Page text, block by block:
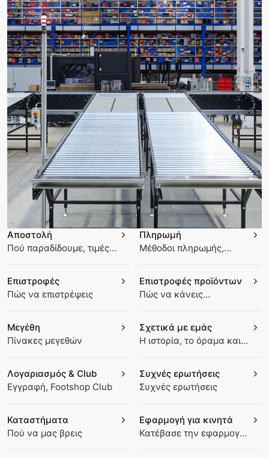
Αποστολή
Πού παραδίδουμε, τιμές,
Πληρωμή
Μέθοδοι πληρωμής,
Επιστροφές
Πώς να επιστρέψεις
Επιστροφές προϊόντων
Πώς να κάνεις
Μεγέθη
Πίνακες μεγεθών
Σχετικά με εμάς
Η ιστορία, το όραμα και
Λογαριασμός & Club
Εγγραφή, Footshop Club
Συχνές ερωτήσεις
Συχνές ερωτήσεις
Καταστήματα
Πού να μας βρεις
Εφαρμογή για κινητά
Κατέβασε την εφαρμογή